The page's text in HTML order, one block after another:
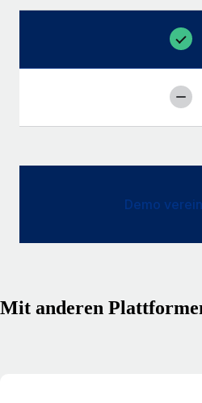
Demo
Mit anderen